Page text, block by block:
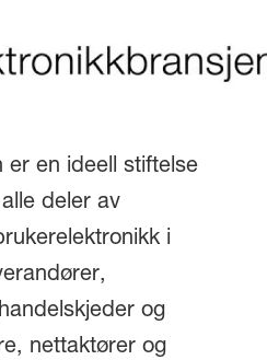
er en ideell stiftelse
deler av
i
og
nettaktører og